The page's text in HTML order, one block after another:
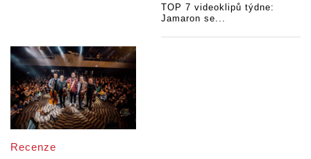
TOP 7 videoklipů týdne:
Jamaron se...
Recenze